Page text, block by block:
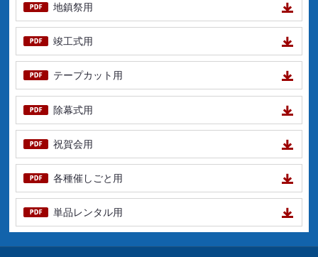
地鎮祭用
竣工式用
テープカット用
除幕式用
祝賀会用
各種催しごと用
単品レンタル用